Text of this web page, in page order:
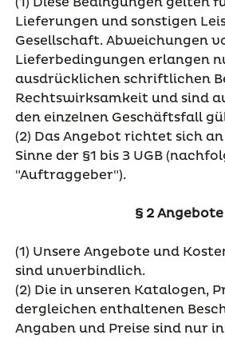
Lieferungen und sonstigen
Gesellschaft. Abweichungen
Lieferbedingungen erlangen
ausdrücklichen schriftlichen
Rechtswirksamkeit und sind
den einzelnen Geschäftsfall
(2) Das Angebot richtet sich
Sinne der §1 bis 3 UGB
"Auftraggeber").
§ 2 Angebote
(1) Unsere Angebote und
sind unverbindlich.
(2) Die in unseren Katalogen,
dergleichen enthaltenen
Angaben und Preise sind nur